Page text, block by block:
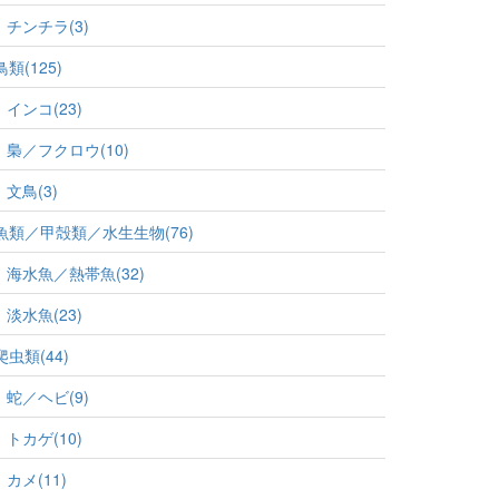
チンチラ(3)
類(125)
インコ(23)
梟／フクロウ(10)
文鳥(3)
類／甲殻類／水生生物(76)
海水魚／熱帯魚(32)
淡水魚(23)
虫類(44)
蛇／ヘビ(9)
トカゲ(10)
カメ(11)